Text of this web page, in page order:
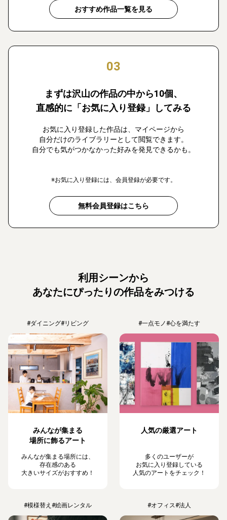
おすすめ作品一覧を見る
03
まずは沢山の作品の中から10個、
直感的に「お気に入り登録」してみる
お気に入り登録した作品は、マイページから
自分だけのライブラリーとして閲覧できます。
自分でも気がつかなかった好みを発見できるかも。
※お気に入り登録には、会員登録が必要です。
無料会員登録はこちら
利用シーンから
あなたにぴったりの作品をみつける
#ダイニング#リビング
みんなが集まる
場所に飾るアート
みんなが集まる場所には、
存在感のある
大きいサイズがおすすめ！
#一点モノ#心を満たす
人気の厳選アート
多くのユーザーが
お気に入り登録している
人気のアートをチェック！
#模様替え #絵画レンタル #オフィス#法人